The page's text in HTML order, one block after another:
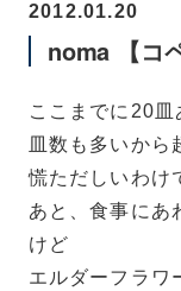
2012.01.20
noma 【コ
ここまでに20皿
皿数も多いから
慌ただしいわけ
あと、食事にあ
けど
エルダーフラワ